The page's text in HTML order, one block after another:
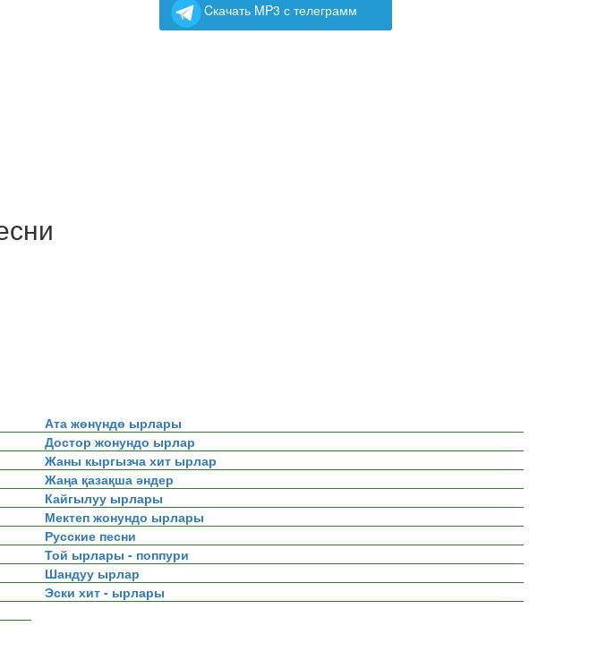
Cкачать MP3 с телеграмм
Ата жөнүндө ырлары
Достор жонундо ырлар
Жаны кыргызча хит ырлар
Жаңа қазақша әндер
Кайгылуу ырлары
Мектеп жонундо ырлары
Русские песни
Той ырлары - поппури
Шандуу ырлар
Эски хит - ырлары